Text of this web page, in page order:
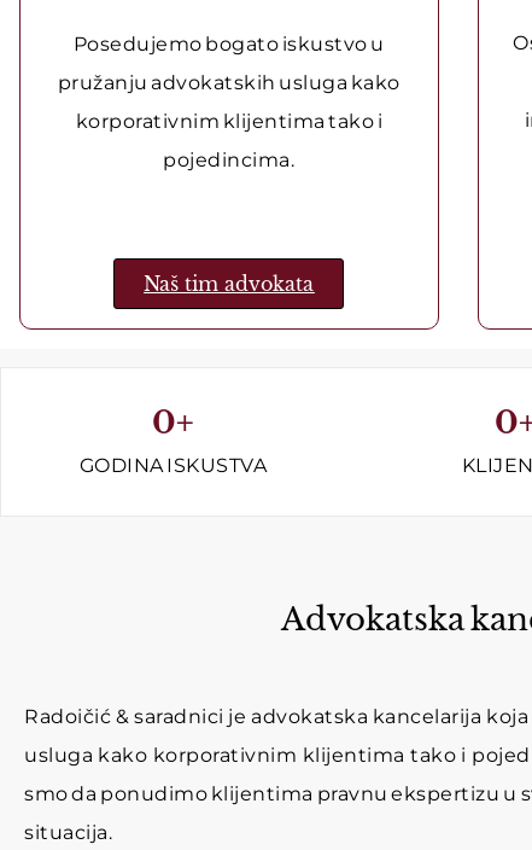
Posedujemo bogato iskustvo u
pružanju advokatskih usluga kako
korporativnim klijentima tako i
pojedincima.
Naš tim advokata
GODINA ISKUSTVA
0+ 0
Advokatska
Radoičić & saradnici je advokatska kancelarija
usluga kako korporativnim klijentima tako i
smo da ponudimo klijentima pravnu ekspertizu u
situacija.